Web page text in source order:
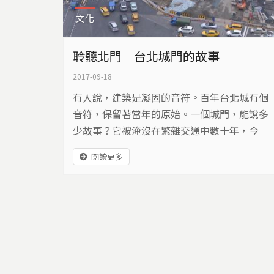
文化
聆聽北門｜台北城門的故事
2017-09-18
有人說，建築是凝固的音符。百年台北城有個
音符，保留著當年的原始。一個城門，能說多
少故事？它被淹沒在繁雜交通中數十年，今
年，北門終於完完整整的被聽見。
閱讀更多